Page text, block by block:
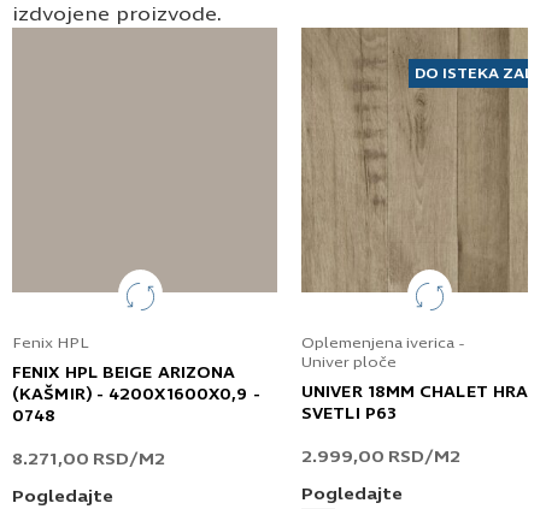
izdvojene proizvode.
Fenix HPL
FENIX HPL BEIGE ARIZONA
(KAŠMIR) - 4200X1600X0,9 -
0748
8.271,00 RSD/M2
Pogledajte
DO ISTEKA
Oplemenjena iverica -
Univer ploče
UNIVER 18MM CHALET
SVETLI P63
2.999,00 RSD/M2
Pogledajte